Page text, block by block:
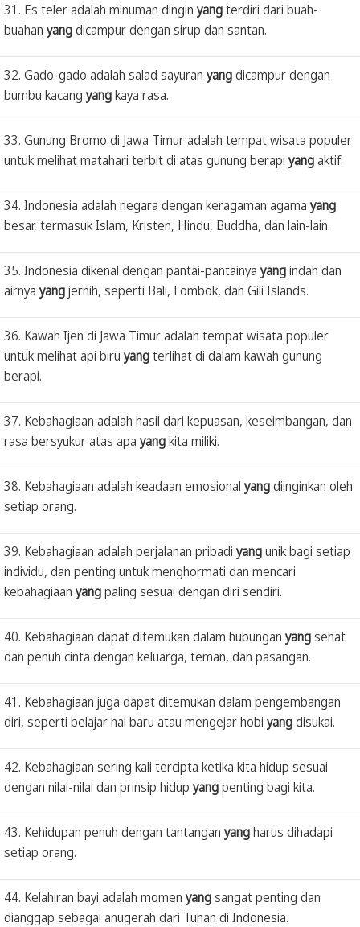
31. Es teler adalah minuman dingin yangterdiri dari buah-
buahan yangdicampur dengan sirup dan santan.
32. Gado-gado adalah salad sayuran yangdicampur dengan
bumbu kacang yangkaya rasa.
33. Gunung Bromo di Jawa Timur adalah tempat wisata populer
untuk melihat matahari terbit di atas gunung berapi yangaktif.
34. Indonesia adalah negara dengan keragaman agama yang
besar, termasuk Islam, Kristen, Hindu, Buddha, dan lain-lain.
35. Indonesia dikenal dengan pantai-pantainya yangindah dan
airnya yangjernih, seperti Bali, Lombok, dan Gili Islands.
36. Kawah Ijen di Jawa Timur adalah tempat wisata populer
untuk melihat api biru yangterlihat di dalam kawah gunung
berapi.
37. Kebahagiaan adalah hasil dari kepuasan, keseimbangan, dan
rasa bersyukur atas apa yangkita miliki.
38. Kebahagiaan adalah keadaan emosional yangdiinginkan oleh
setiap orang.
39. Kebahagiaan adalah perjalanan pribadi yangunik bagi setiap
individu, dan penting untuk menghormati dan mencari
kebahagiaan yangpaling sesuai dengan diri sendiri.
40. Kebahagiaan dapat ditemukan dalam hubungan yangsehat
dan penuh cinta dengan keluarga, teman, dan pasangan.
41. Kebahagiaan juga dapat ditemukan dalam pengembangan
diri, seperti belajar hal baru atau mengejar hobi yangdisukai.
42. Kebahagiaan sering kali tercipta ketika kita hidup sesuai
dengan nilai-nilai dan prinsip hidup yangpenting bagi kita.
43. Kehidupan penuh dengan tantangan yangharus dihadapi
setiap orang.
44. Kelahiran bayi adalah momen yangsangat penting dan
dianggap sebagai anugerah dari Tuhan di Indonesia.